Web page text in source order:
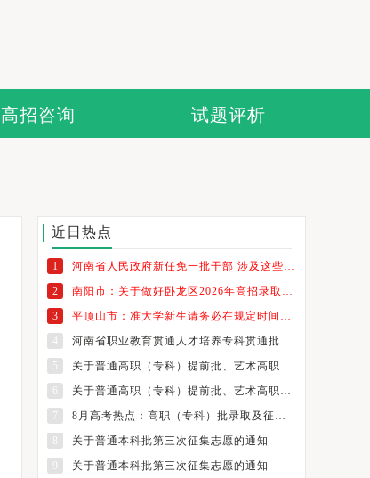
高招咨询 试题评析
近日热点
1
2
3
4
5
6
7
8
关于普通本科批第三次征集志愿的通知
9
关于普通本科批第三次征集志愿的通知